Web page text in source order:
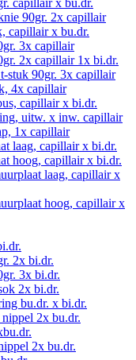
capillair x bu.dr.
90gr. 2x capillair
capillair x bu.dr.
3x capillair
2x capillair 1x bi.dr.
stuk 90gr. 3x capillair
4x capillair
capillair x bi.dr.
uitw. x inw. capillair
1x capillair
laag, capillair x bi.dr.
hoog, capillair x bi.dr.
laag, capillair x
hoog, capillair x
2x bi.dr.
3x bi.dr.
2x bi.dr.
bu.dr. x bi.dr.
2x bu.dr.
2x bu.dr.